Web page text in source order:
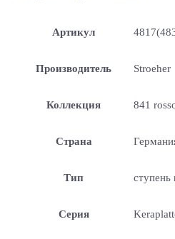
Артикул
Производитель Stroeher
Коллекция 841
Страна
Тип ступень
Серия